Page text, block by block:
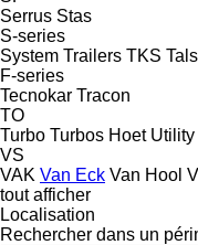
Serrus Stas
S-series
System Trailers TKS
F-series
Tecnokar Tracon
TO
Turbo Turbos Hoet Utility
VS
VAK Van Eck Van Hool
tout afficher
Localisation
Rechercher dans un